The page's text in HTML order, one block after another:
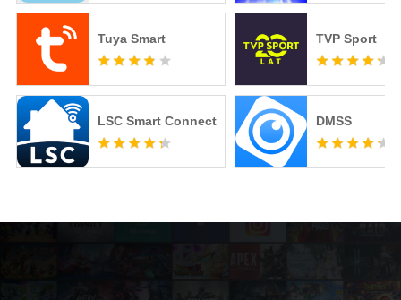
Tuya Smart
LSC Smart Connect
TVP Sport
DMSS